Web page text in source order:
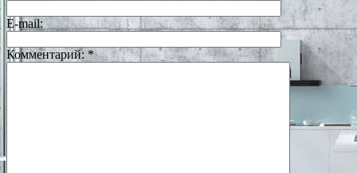
E-mail:
Комментарий:*